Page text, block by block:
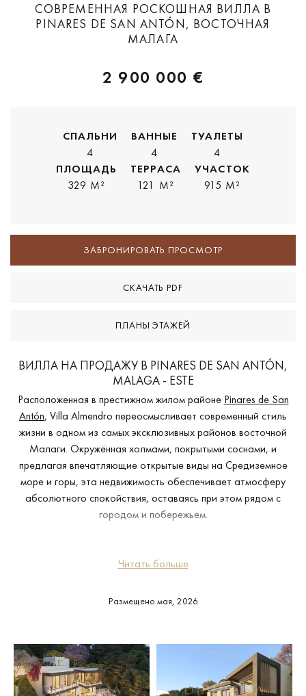
СОВРЕМЕННАЯ РОСКОШНАЯ ВИЛЛА В
PINARES DE SAN ANTÓN, ВОСТОЧНАЯ
МАЛАГА
2 900 000 €
СПАЛЬНИ
4
ВАННЫЕ
4
ТУАЛЕТЫ
4
ПЛОЩАДЬ
329 M²
ТЕРРАСА
121 M²
УЧАСТОК
915 M²
ЗАБРОНИРОВАТЬ ПРОСМОТР
СКАЧАТЬ PDF
ПЛАНЫ ЭТАЖЕЙ
ВИЛЛА НА ПРОДАЖУ В PINARES DE SAN ANTÓN,
MALAGA - ESTE
Расположенная в престижном жилом районе Pinares de San
Antón, Villa Almendro переосмысливает современный стиль
жизни в одном из самых эксклюзивных районов восточной
Малаги. Окружённая холмами, покрытыми соснами, и
предлагая впечатляющие открытые виды на Средиземное
море и горы, эта недвижимость обеспечивает атмосферу
абсолютного спокойствия, оставаясь при этом рядом с
городом и побережьем.
450 м² застроенной площади, спроектированной для
доме предусмотрено пять тщательно продуманных спален,
ванные комнаты и гостевой туалет, создавая практичную и
сбалансированную планировку как для семейной жизни, так
и для приёма гостей.
Читать больше
Размещено мая, 2026